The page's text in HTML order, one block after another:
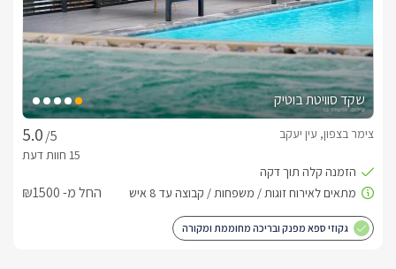
שקד סוויטת בוטיק
/5
צימר בצפון, עין יעקב
החל מ- ₪1500
גקוזי ספא מפנק ובריכה מחוממת ומקורה